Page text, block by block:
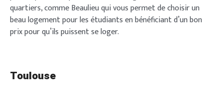
quartiers, comme Beaulieu qui vous permet de choisir un
beau logement pour les étudiants en bénéficiant d’un bon
prix pour qu’ils puissent se loger.
Toulouse
Welcome to Typer